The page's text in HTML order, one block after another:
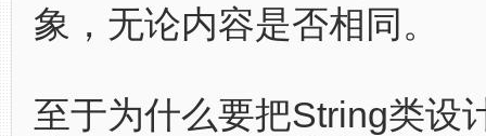
象，无论内容是否相同。
至于为什么要把String类设